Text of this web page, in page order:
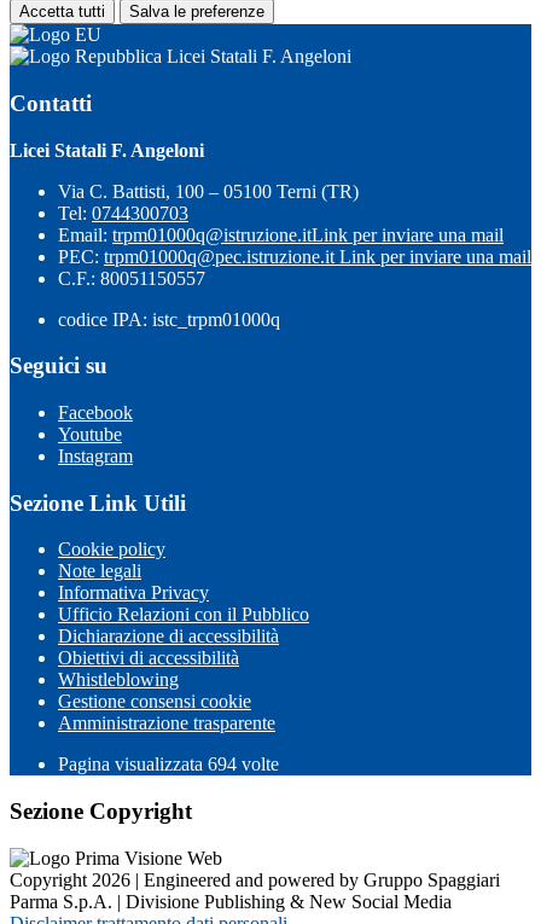
Accetta tutti Salva le preferenze
Licei Statali F. Angeloni
Contatti
Licei Statali F. Angeloni
Via C. Battisti, 100 – 05100 Terni (TR)
Tel: 0744300703
Email: trpm01000q@istruzione.itLink per inviare una mail
PEC: trpm01000q@pec.istruzione.it Link per inviare una mail
C.F.: 80051150557
codice IPA: istc_trpm01000q
Seguici su
Facebook
Youtube
Instagram
Sezione Link Utili
Cookie policy
Note legali
Informativa Privacy
Ufficio Relazioni con il Pubblico
Dichiarazione di accessibilità
Obiettivi di accessibilità
Whistleblowing
Gestione consensi cookie
Amministrazione trasparente
Pagina visualizzata 694 volte
Sezione Copyright
Copyright 2026 | Engineered and powered by Gruppo Spaggiari
Parma S.p.A. | Divisione Publishing & New Social Media